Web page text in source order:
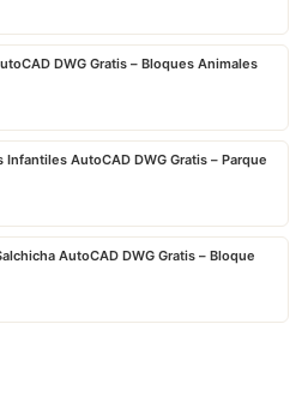
DWG Gratis – Bloques Animales
Infantiles AutoCAD DWG Gratis – Parque
AutoCAD DWG Gratis – Bloque